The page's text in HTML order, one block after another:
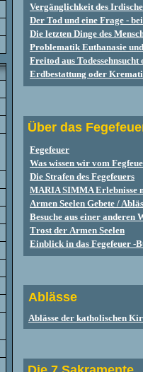
Vergänglichkeit des
Der Tod und eine Frage -
Die letzten Dinge des
Problematik Euthanasie
Freitod aus Todessehnsucht
Erdbestattung oder
Über das
Fegefeuer
Was wissen wir vom
Die Strafen des Fegefeuers
MARIA SIMMA Erlebnisse
Armen Seelen Gebete /
Besuche aus einer anderen
Trost der Armen Seelen
Einblick in das Fegefeuer -
Ablässe
Ablässe der katholischen